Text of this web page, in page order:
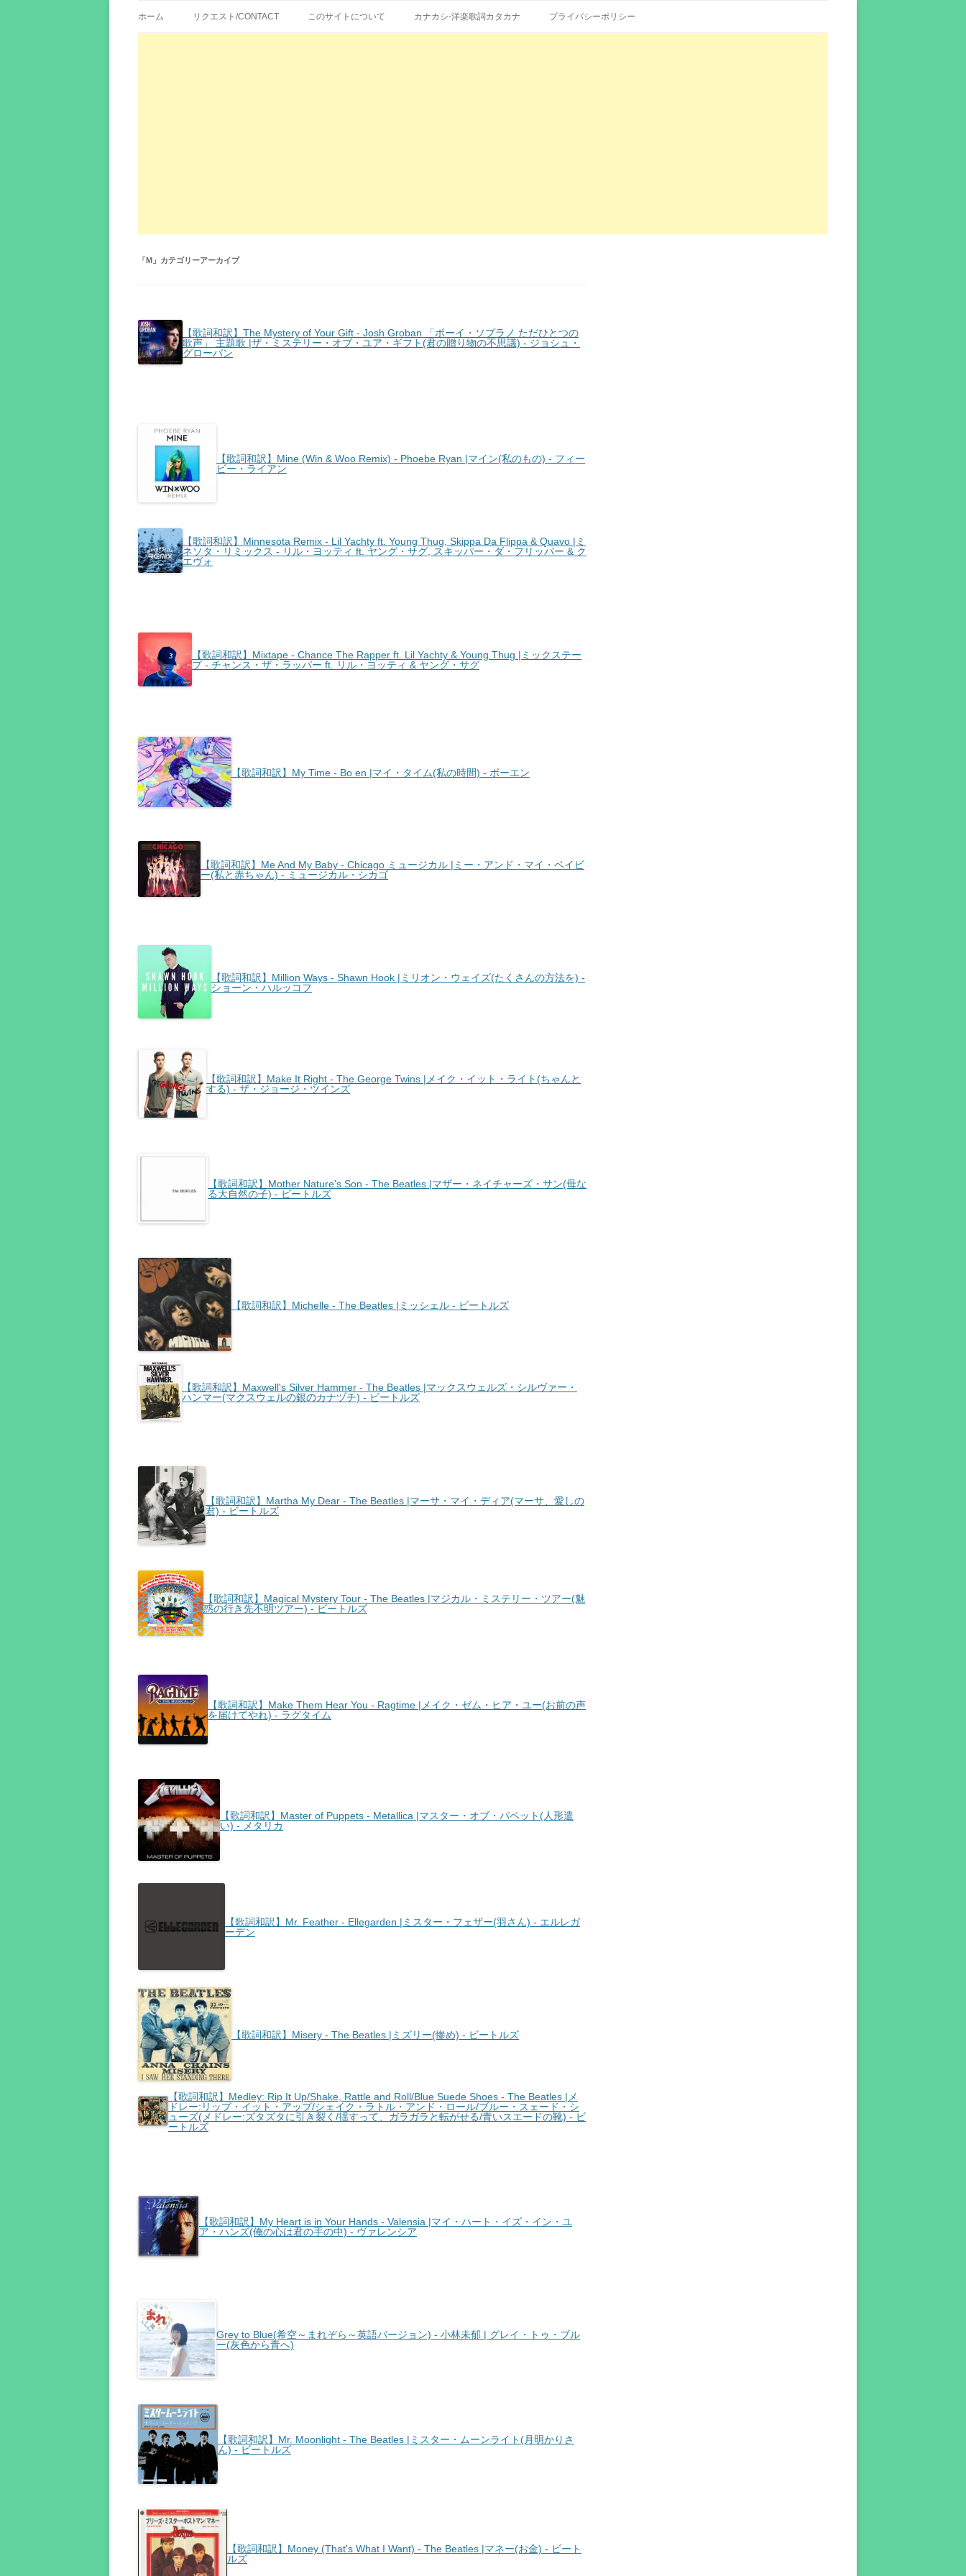
エイカシ | 洋楽歌詞の和訳、英語の意味、読み方
ン
ン
ホーム リクエスト/CONTACT このサイトについて カナカシ-洋楽歌詞カタカナ プライバシーポリシー
「M 」カテゴリーアーカイブ
【歌詞和訳】The Mystery of Your Gift - Josh Groban 「ボーイ・ソプラノ ただひとつの
歌声」 主題歌 |ザ・ミステリー・オブ・ユア・ギフト(君の贈り物の不思議) - ジョシュ・
グローバン
【歌詞和訳】Mine (Win & Woo Remix) - Phoebe Ryan |マイン(私のもの) - フィー
ビー・ライアン
【歌詞和訳】Minnesota Remix - Lil Yachty ft. Young Thug, Skippa Da Flippa & Quavo |ミ
ネソタ・リミックス - リル・ヨッティ ft. ヤング・サグ, スキッパー・ダ・フリッパー & ク
エヴォ
【歌詞和訳】Mixtape - Chance The Rapper ft. Lil Yachty & Young Thug |ミックステー
プ - チャンス・ザ・ラッパー ft. リル・ヨッティ & ヤング・サグ
【歌詞和訳】My Time - Bo en |マイ・タイム(私の時間) - ボーエン
【歌詞和訳】Me And My Baby - Chicago ミュージカル |ミー・アンド・マイ・ベイビ
ー(私と赤ちゃん) - ミュージカル・シカゴ
【歌詞和訳】Million Ways - Shawn Hook |ミリオン・ウェイズ(たくさんの方法を) -
ショーン・ハルッコフ
【歌詞和訳】Make It Right - The George Twins |メイク・イット・ライト(ちゃんと
する) - ザ・ジョージ・ツインズ
【歌詞和訳】Mother Nature's Son - The Beatles |マザー・ネイチャーズ・サン(母な
る大自然の子) - ビートルズ
【歌詞和訳】Michelle - The Beatles |ミッシェル - ビートルズ
【歌詞和訳】Maxwell's Silver Hammer - The Beatles |マックスウェルズ・シルヴァー・
ハンマー(マクスウェルの銀のカナヅチ) - ビートルズ
【歌詞和訳】Martha My Dear - The Beatles |マーサ・マイ・ディア(マーサ、愛しの
君) - ビートルズ
【歌詞和訳】Magical Mystery Tour - The Beatles |マジカル・ミステリー・ツアー(魅
惑の行き先不明ツアー) - ビートルズ
【歌詞和訳】Make Them Hear You - Ragtime |メイク・ゼム・ヒア・ユー(お前の声
を届けてやれ) - ラグタイム
【歌詞和訳】Master of Puppets - Metallica |マスター・オブ・パペット(人形遣
い) - メタリカ
【歌詞和訳】Mr. Feather - Ellegarden |ミスター・フェザー(羽さん) - エルレガ
ーデン
【歌詞和訳】Misery - The Beatles |ミズリー(惨め) - ビートルズ
【歌詞和訳】Medley: Rip It Up/Shake, Rattle and Roll/Blue Suede Shoes - The Beatles |メ
ドレー:リップ・イット・アップ/シェイク・ラトル・アンド・ロール/ブルー・スェード・シ
ューズ(メドレー:ズタズタに引き裂く/揺すって、ガラガラと転がせる/青いスエードの靴) - ビ
ートルズ
【歌詞和訳】My Heart is in Your Hands - Valensia |マイ・ハート・イズ・イン・ユ
ア・ハンズ(俺の心は君の手の中) - ヴァレンシア
Grey to Blue(希空～まれぞら～英語バージョン) - 小林未郁 | グレイ・トゥ・ブル
ー(灰色から青へ)
【歌詞和訳】Mr. Moonlight - The Beatles |ミスター・ムーンライト(月明かりさ
ん) - ビートルズ
【歌詞和訳】Money (That's What I Want) - The Beatles |マネー(お金) - ビート
ルズ